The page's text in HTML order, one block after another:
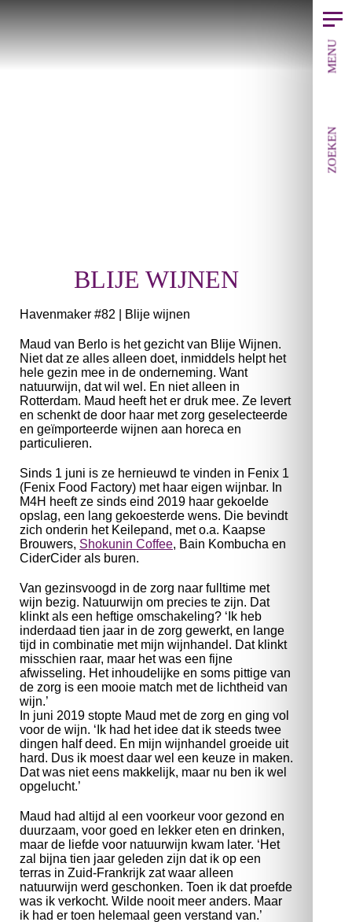
MENU
ZOEKEN
BLIJE WIJNEN
Havenmaker #82 | Blije wijnen
Maud van Berlo is het gezicht van Blije Wijnen.
Niet dat ze alles alleen doet, inmiddels helpt het
hele gezin mee in de onderneming. Want
natuurwijn, dat wil wel. En niet alleen in
Rotterdam. Maud heeft het er druk mee. Ze levert
en schenkt de door haar met zorg geselecteerde
en geïmporteerde wijnen aan horeca en
particulieren.
Sinds 1 juni is ze hernieuwd te vinden in Fenix 1
(Fenix Food Factory) met haar eigen wijnbar. In
M4H heeft ze sinds eind 2019 haar gekoelde
opslag, een lang gekoesterde wens. Die bevindt
zich onderin het Keilepand, met o.a. Kaapse
Brouwers, Shokunin Coffee, Bain Kombucha en
CiderCider als buren.
Van gezinsvoogd in de zorg naar fulltime met
wijn bezig. Natuurwijn om precies te zijn. Dat
klinkt als een heftige omschakeling? ‘Ik heb
inderdaad tien jaar in de zorg gewerkt, en lange
tijd in combinatie met mijn wijnhandel. Dat klinkt
misschien raar, maar het was een fijne
afwisseling. Het inhoudelijke en soms pittige van
de zorg is een mooie match met de lichtheid van
wijn.’
In juni 2019 stopte Maud met de zorg en ging vol
voor de wijn. ‘Ik had het idee dat ik steeds twee
dingen half deed. En mijn wijnhandel groeide uit
hard. Dus ik moest daar wel een keuze in maken.
Dat was niet eens makkelijk, maar nu ben ik wel
opgelucht.’
Maud had altijd al een voorkeur voor gezond en
duurzaam, voor goed en lekker eten en drinken,
maar de liefde voor natuurwijn kwam later. ‘Het
zal bijna tien jaar geleden zijn dat ik op een
terras in Zuid-Frankrijk zat waar alleen
natuurwijn werd geschonken. Toen ik dat proefde
was ik verkocht. Wilde nooit meer anders. Maar
ik had er toen helemaal geen verstand van.’